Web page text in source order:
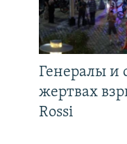
Генералы и
жертвах
Rossi